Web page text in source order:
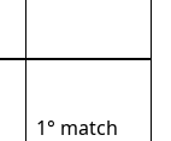
1° match